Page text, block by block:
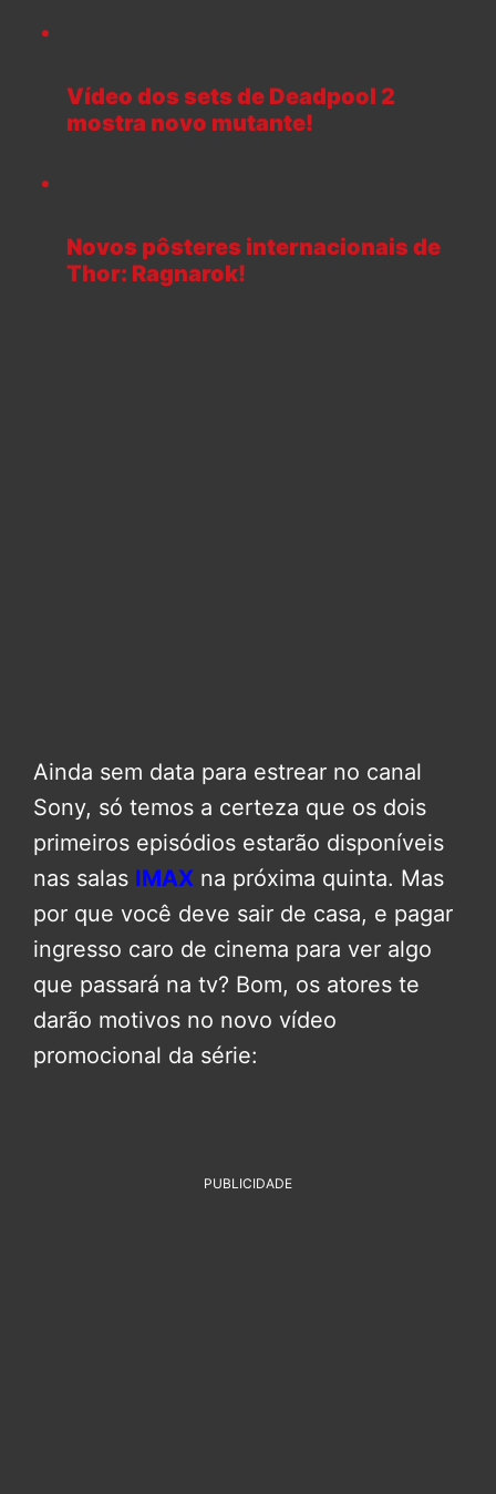
Vídeo dos sets de Deadpool 2
mostra novo mutante!
Novos pôsteres internacionais de
Thor: Ragnarok!
Ainda sem data para estrear no canal
Sony, só temos a certeza que os dois
primeiros episódios estarão disponíveis
nas salas IMAX na próxima quinta. Mas
por que você deve sair de casa, e pagar
ingresso caro de cinema para ver algo
que passará na tv? Bom, os atores te
darão motivos no novo vídeo
promocional da série:
PUBLICIDADE